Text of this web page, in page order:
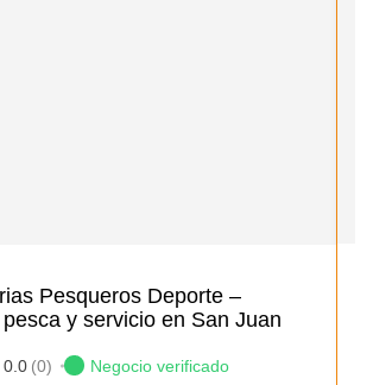
Pesqueros Deporte –
y servicio en San Juan
0.0 (0)
Negocio verificado